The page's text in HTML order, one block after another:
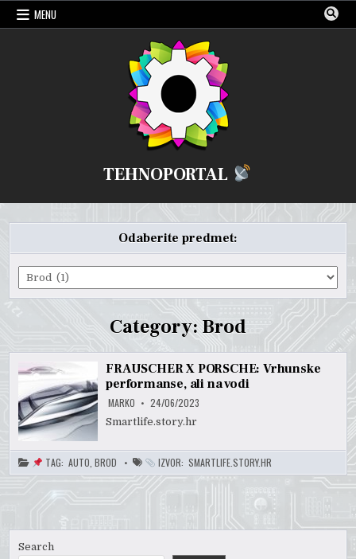
Skip
MENU
TEHNOPORTAL
Odaberite predmet:
Odaberite
predmet:
Category: Brod
FRAUSCHER X PORSCHE: Vrhunske
performanse, ali na vodi
MARKO 24/06/2023
Smartlife.story.hr
TAG: AUTO BROD IZVOR: SMARTLIFE.STORY.HR
Search